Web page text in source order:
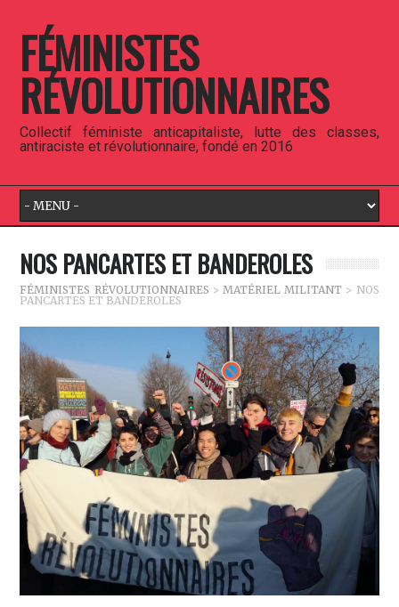
FÉMINISTES
RÉVOLUTIONNAIRES
Collectif féministe anticapitaliste, lutte des classes,
antiraciste et révolutionnaire, fondé en 2016
NOS PANCARTES ET BANDEROLES
FÉMINISTES RÉVOLUTIONNAIRES >MATÉRIEL MILITANT > NOS
PANCARTES ET BANDEROLES